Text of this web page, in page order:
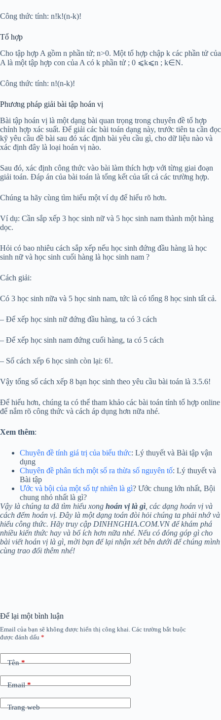
Công thức tính: n!k!(n-k)!
Tổ hợp
Cho tập hợp A gồm n phần tử; n>0. Một tổ hợp chập k các phần tử của
A là một tập hợp con của A có k phần tử ; 0 ⩽k⩽n ; k∈N.
Công thức tính: n!(n-k)!
Phương pháp giải bài tập hoán vị
Bài tập hoán vị là một dạng bài quan trọng trong chuyên đề tổ hợp
chỉnh hợp xác suất. Để giải các bài toán dạng này, trước tiên ta cần đọc
kỹ yêu cầu đề bài sau đó xác định bài yêu cầu gì, cho dữ liệu nào và
xác định đây là loại hoán vị nào.
Sau đó, xác định công thức vào bài làm thích hợp với từng giai đoạn
giải toán. Đáp án của bài toán là tổng kết của tất cả các trường hợp.
Chúng ta hãy cùng tìm hiểu một ví dụ để hiểu rõ hơn.
Ví dụ: Cần sắp xếp 3 học sinh nữ và 5 học sinh nam thành một hàng
dọc.
Hỏi có bao nhiêu cách sắp xếp nếu học sinh đứng đầu hàng là học
sinh nữ và học sinh cuối hàng là học sinh nam ?
Cách giải:
Có 3 học sinh nữa và 5 học sinh nam, tức là có tổng 8 học sinh tất cả.
– Để xếp học sinh nữ đứng đầu hàng, ta có 3 cách
– Để xếp học sinh nam đứng cuối hàng, ta có 5 cách
– Số cách xếp 6 học sinh còn lại: 6!.
Vậy tổng số cách xếp 8 bạn học sinh theo yêu cầu bài toán là 3.5.6!
Để hiểu hơn, chúng ta có thể tham khảo các bài toán tính tổ hợp online
để nắm rõ công thức và cách áp dụng hơn nữa nhé.
Xem thêm:
Chuyên đề tính giá trị của biểu thức: Lý thuyết và Bài tập vận
dụng
Chuyên đề phân tích một số ra thừa số nguyên tố: Lý thuyết và
Bài tập
Ước và bội của một số tự nhiên là gì? Ước chung lớn nhất, Bội
chung nhỏ nhất là gì?
Vậy là chúng ta đã tìm hiểu xong hoán vị là gì , các dạng hoán vị và
cách đếm hoán vị. Đây là một dạng toán đòi hỏi chúng ta phải nhớ và
hiểu công thức. Hãy truy cập DINHNGHIA.COM.VN để khám phá
nhiều kiến thức hay và bổ ích hơn nữa nhé. Nếu có đóng góp gì cho
bài viết hoán vị là gì, mời bạn để lại nhận xét bên dưới để chúng mình
cùng trao đổi thêm nhé!
Để lại một bình luận
Email của bạn sẽ không được hiển thị công khai. Các trường bắt buộc
được đánh dấu *
Tên*
Email*
Trang web